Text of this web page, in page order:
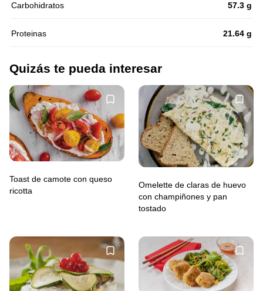
Carbohidratos 57.3 g
Proteinas 21.64 g
Quizás te pueda interesar
Toast de camote con queso
ricotta
Omelette de claras de huevo
con champiñones y pan
tostado